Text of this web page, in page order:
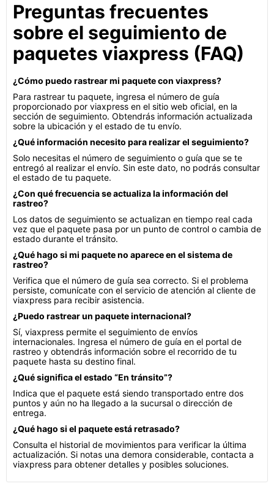
Preguntas frecuentes
sobre el seguimiento de
paquetes viaxpress (FAQ)
¿Cómo puedo rastrear mi paquete con viaxpress?
Para rastrear tu paquete, ingresa el número de guía
proporcionado por viaxpress en el sitio web oficial, en la
sección de seguimiento. Obtendrás información actualizada
sobre la ubicación y el estado de tu envío.
¿Qué información necesito para realizar el seguimiento?
Solo necesitas el número de seguimiento o guía que se te
entregó al realizar el envío. Sin este dato, no podrás consultar
el estado de tu paquete.
¿Con qué frecuencia se actualiza la información del
rastreo?
Los datos de seguimiento se actualizan en tiempo real cada
vez que el paquete pasa por un punto de control o cambia de
estado durante el tránsito.
¿Qué hago si mi paquete no aparece en el sistema de
rastreo?
Verifica que el número de guía sea correcto. Si el problema
persiste, comunícate con el servicio de atención al cliente de
viaxpress para recibir asistencia.
¿Puedo rastrear un paquete internacional?
Sí, viaxpress permite el seguimiento de envíos
internacionales. Ingresa el número de guía en el portal de
rastreo y obtendrás información sobre el recorrido de tu
paquete hasta su destino final.
¿Qué significa el estado “En tránsito”?
Indica que el paquete está siendo transportado entre dos
puntos y aún no ha llegado a la sucursal o dirección de
entrega.
¿Qué hago si el paquete está retrasado?
Consulta el historial de movimientos para verificar la última
actualización. Si notas una demora considerable, contacta a
viaxpress para obtener detalles y posibles soluciones.